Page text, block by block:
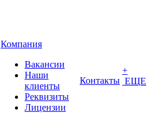
Компания
Вакансии
Наши
клиенты
Реквизиты
Лицензии
Контакты
+
ЕЩЕ